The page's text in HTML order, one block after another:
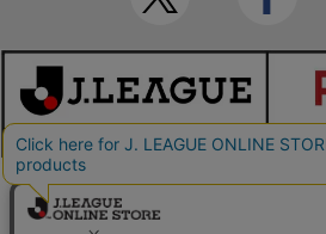
本サイトで使用している文章・画像等の無断で
© JAPAN PROFESSIONAL FOOTBALL LEAGUE